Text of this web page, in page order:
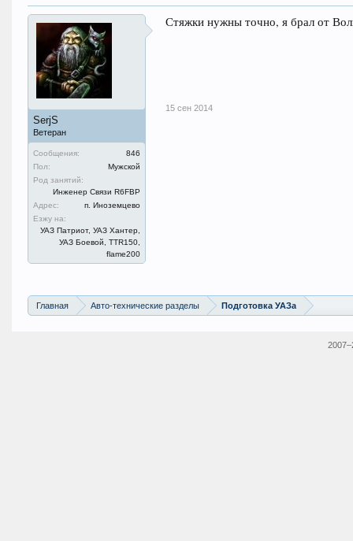
SerjS
Ветеран
Сообщения:
846
Пол:
Мужской
Род занятий:
Инженер Связи R6FBP
Адрес:
п. Иноземцево
Езжу на:
УАЗ Патриот, УАЗ Хантер,
УАЗ Боевой, TTR150,
flame200
Стяжки нужны точно, я брал от
15 сен 2014
Главная Авто-технические разделы Подготовка УАЗа
2007–